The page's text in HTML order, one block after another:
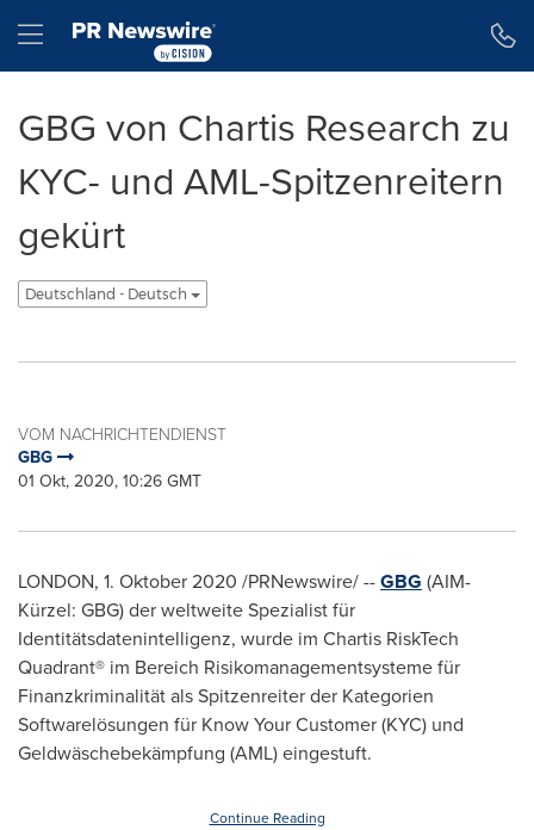
Hamburger menu
GBG von Chartis Research zu
KYC- und AML-Spitzenreitern
gekürt
Deutschland - Deutsch
VOM NACHRICHTENDIENST
GBG
01 Okt, 2020, 10:26 GMT
LONDON, 1. Oktober 2020 /PRNewswire/ --GBG (AIM-
Kürzel: GBG) der weltweite Spezialist für
Identitätsdatenintelligenz, wurde im Chartis RiskTech
Quadrant® im Bereich Risikomanagementsysteme für
Finanzkriminalität als Spitzenreiter der Kategorien
Softwarelösungen für Know Your Customer (KYC) und
Geldwäschebekämpfung (AML) eingestuft.
Continue Reading